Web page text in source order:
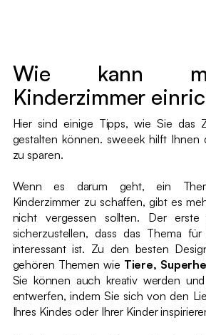
Wie kann
Kinderzimmer
Hier sind einige Tipps, wie Sie das
gestalten können. sweeek hilft Ihnen
zu sparen.
Wenn es darum geht, ein
Kinderzimmer zu schaffen, gibt es
nicht vergessen sollten. Der
sicherzustellen, dass das Thema
interessant ist. Zu den besten
gehören Themen wie Tiere,
Sie können auch kreativ werden
entwerfen, indem Sie sich von den
Ihres Kindes oder Ihrer Kinder